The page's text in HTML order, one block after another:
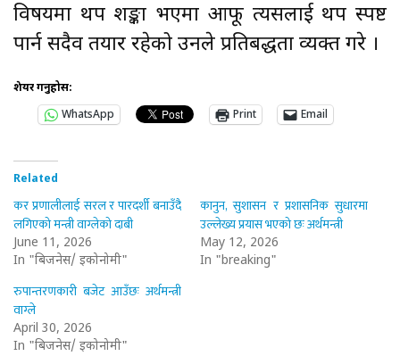
विषयमा थप शङ्का भएमा आफू त्यसलाई थप स्पष्ट
पार्न सदैव तयार रहेको उनले प्रतिबद्धता व्यक्त गरे ।
शेयर गर्नुहोस:
WhatsApp
Print Email
Related
कर प्रणालीलाई सरल र पारदर्शी बनाउँदै
लगिएको मन्त्री वाग्लेको दाबी
June 11, 2026
In "बिजनेस/ इकोनोमी"
कानुन, सुशासन र प्रशासनिक सुधारमा
उल्लेख्य प्रयास भएको छः अर्थमन्त्री
May 12, 2026
In "breaking"
रुपान्तरणकारी बजेट आउँछः अर्थमन्त्री
वाग्ले
April 30, 2026
In "बिजनेस/ इकोनोमी"